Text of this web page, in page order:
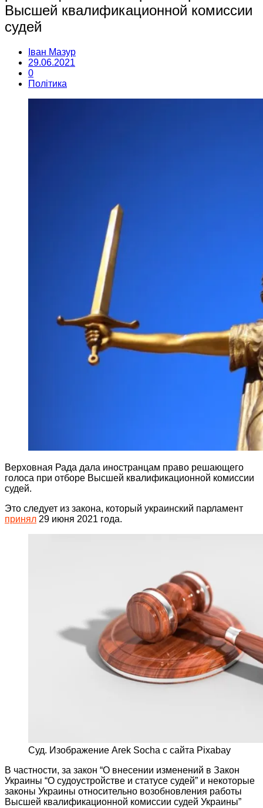
Высшей квалификационной комиссии
судей
Іван Мазур
29.06.2021
0
Політика
Верховная Рада дала иностранцам право решающего
голоса при отборе Высшей квалификационной комиссии
судей.
Это следует из закона, который украинский парламент
принял 29 июня 2021 года.
Суд. Изображение Arek Socha с сайта Pixabay
В частности, за закон “О внесении изменений в Закон
Украины “О судоустройстве и статусе судей” и некоторые
законы Украины относительно возобновления работы
Высшей квалификационной комиссии судей Украины”